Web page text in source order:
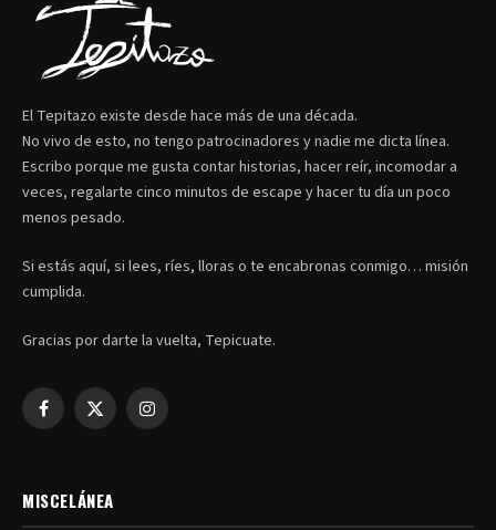
El Tepitazo existe desde hace más de una década.
No vivo de esto, no tengo patrocinadores y nadie me dicta línea.
Escribo porque me gusta contar historias, hacer reír, incomodar a
veces, regalarte cinco minutos de escape y hacer tu día un poco
menos pesado.
Si estás aquí, si lees, ríes, lloras o te encabronas conmigo… misión
cumplida.
Gracias por darte la vuelta, Tepicuate.
Facebook
X
Instagram
MISCELÁNEA